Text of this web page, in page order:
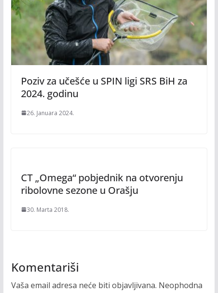
Poziv za učešće u SPIN ligi SRS BiH za
2024. godinu
26. Januara 2024.
CT „Omega“ pobjednik na otvorenju
ribolovne sezone u Orašju
30. Marta 2018.
Komentariši
Vaša email adresa neće biti objavljivana. Neophodna